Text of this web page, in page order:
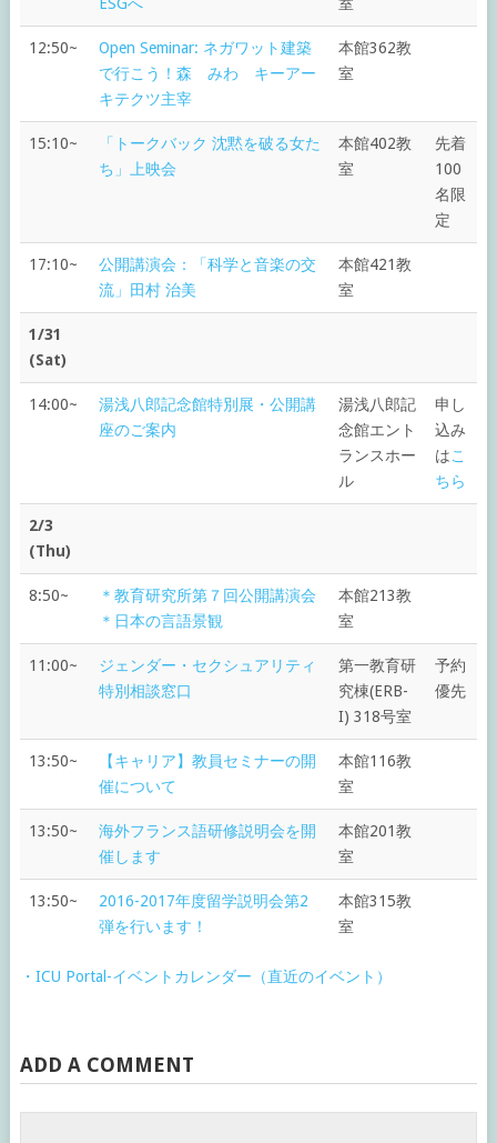
12:50~
Open Seminar: ネガワット建築
で行こう！森 みわ キーアー
キテクツ主宰
本館362教
室
15:10~
「トークバック 沈黙を破る女た
ち」上映会
本館402教
室
先着
100
名限
定
17:10~
公開講演会：「科学と音楽の交
流」田村 治美
本館421教
室
1/31
(Sat)
14:00~
湯浅八郎記念館特別展・公開講
座のご案内
湯浅八郎記
念館エント
ランスホー
ル
申し
込み
はこ
ちら
2/3
(Thu)
8:50~
＊教育研究所第７回公開講演会
＊日本の言語景観
本館213教
室
11:00~
ジェンダー・セクシュアリティ
特別相談窓口
第一教育研
究棟(ERB-
I) 318号室
予約
優先
13:50~
【キャリア】教員セミナーの開
催について
本館116教
室
13:50~
海外フランス語研修説明会を開
催します
本館201教
室
13:50~
2016-2017年度留学説明会第2
弾を行います！
本館315教
室
・ICU Portal-イベントカレンダー（直近のイベント）
ADD A COMMENT